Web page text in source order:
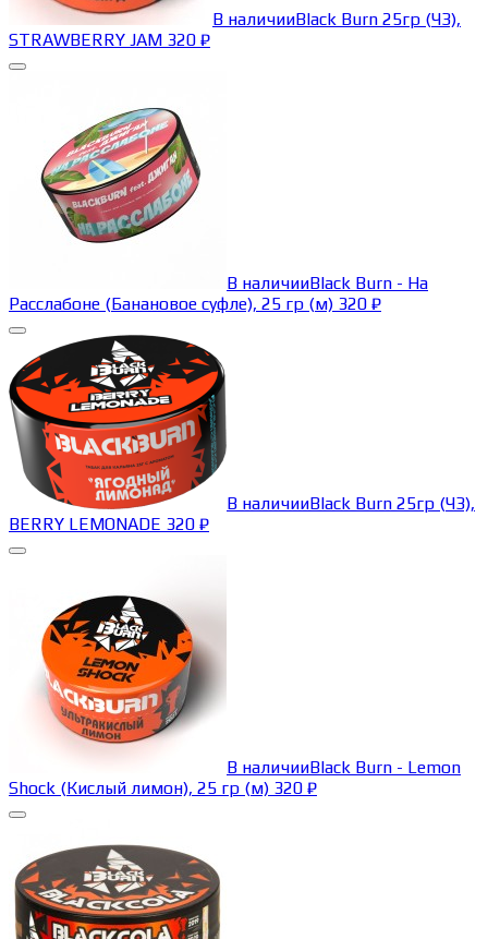
В наличииBlack Burn 25гр (ЧЗ),
STRAWBERRY JAM 320 ₽
В наличииBlack Burn - На
Расслабоне (Банановое суфле), 25 гр (м) 320 ₽
В наличииBlack Burn 25гр (ЧЗ),
BERRY LEMONADE 320 ₽
В наличииBlack Burn - Lemon
Shock (Кислый лимон), 25 гр (м) 320 ₽